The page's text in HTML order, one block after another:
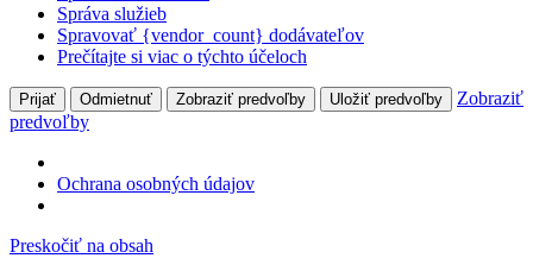
Správa služieb
Spravovať {vendor_count} dodávateľov
Prečítajte si viac o týchto účeloch
Prijať Odmietnuť Zobraziť predvoľby Uložiť predvoľby
Zobraziť
predvoľby
Ochrana osobných údajov
Preskočiť na obsah